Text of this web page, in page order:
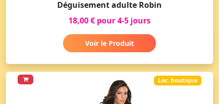
Déguisement adulte Robin
18,00 € pour 4-5 jours
Voir le Produit
Loc. boutique